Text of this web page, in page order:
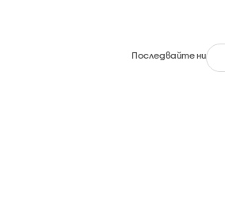
Последвайте ни